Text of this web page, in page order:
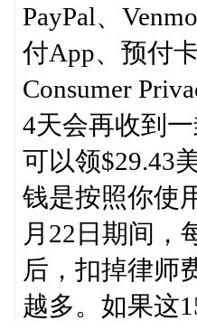
PayPal、
付App、预付
Consumer
4天会再收到
可以领$29.43
钱是按照你使
月22日期间，
后，扣掉律师
越多。如果这